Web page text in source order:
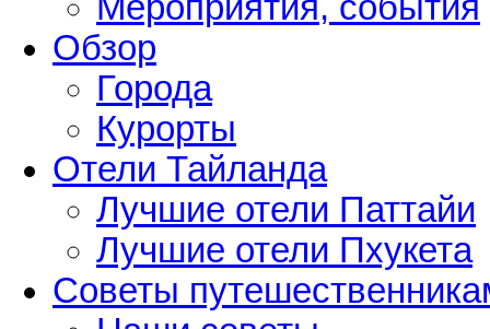
Обзор
Города
Курорты
Отели Тайланда
Лучшие отели Паттайи
Лучшие отели Пхукета
Советы